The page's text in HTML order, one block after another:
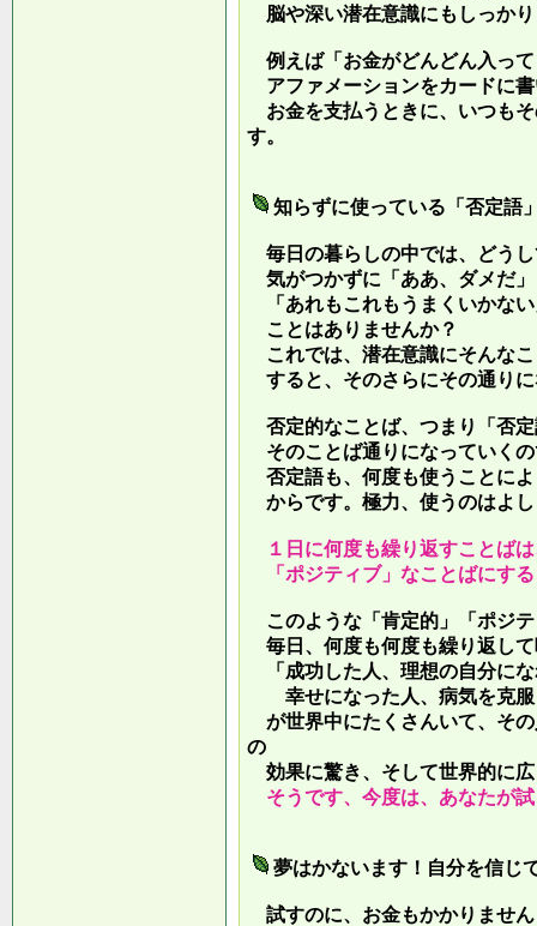
脳や深い潜在意識にもしっか
例えば「お金がどんどん入っ
アファメーションをカードに
お金を支払うときに、いつも
す。
知らずに使っている「否定語
毎日の暮らしの中では、どう
気がつかずに「ああ、ダメだ
「あれもこれもうまくいかな
ことはありませんか？
これでは、潜在意識にそんな
すると、そのさらにその通り
否定的なことば、つまり「否
そのことば通りになっていく
否定語も、何度も使うことに
からです。極力、使うのはよ
１日に何度も繰り返すことば
「ポジティブ」なことばにす
このような「肯定的」「ポジ
毎日、何度も何度も繰り返し
「成功した人、理想の自分に
幸せになった人、病気を克服
が世界中にたくさんいて、そ
の
効果に驚き、そして世界的に
そうです、今度は、あなたが
夢はかないます！自分を信じ
試すのに、お金もかかりませ